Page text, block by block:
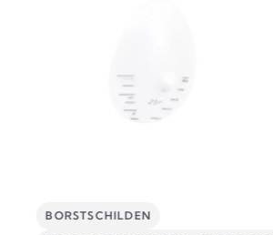
BORSTSCHILDEN